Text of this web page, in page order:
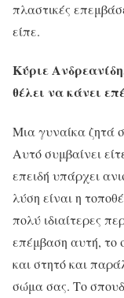
πλαστικές
είπε.
Κύριε
θέλει να κάνει
Μια γυναίκα ζητά
Αυτό συμβαίνει
επειδή υπάρχει
λύση είναι η
πολύ ιδιαίτερες
επέμβαση αυτή, το
και στητό και
σώμα σας. Το